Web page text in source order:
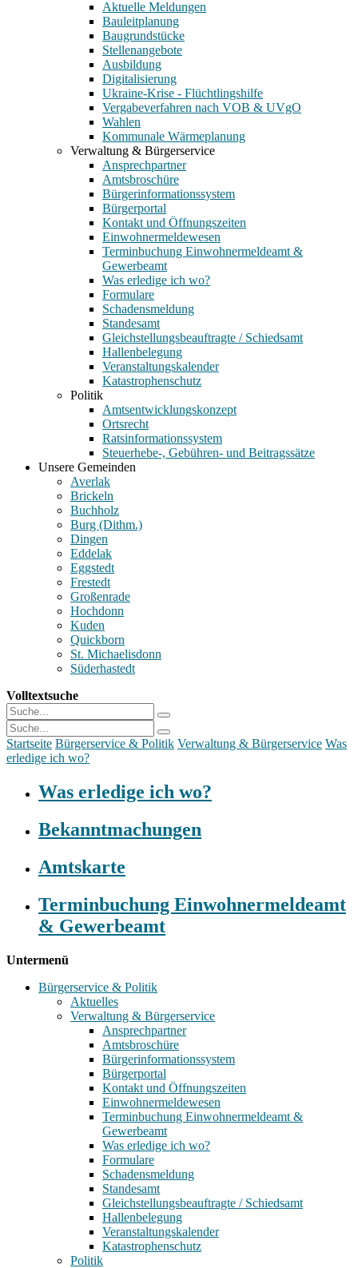
Aktuelle Meldungen
Bauleitplanung
Baugrundstücke
Stellenangebote
Ausbildung
Digitalisierung
Ukraine-Krise - Flüchtlingshilfe
Vergabeverfahren nach VOB & UVgO
Wahlen
Kommunale Wärmeplanung
Verwaltung & Bürgerservice
Ansprechpartner
Amtsbroschüre
Bürgerinformationssystem
Bürgerportal
Kontakt und Öffnungszeiten
Einwohnermeldewesen
Terminbuchung Einwohnermeldeamt &
Gewerbeamt
Was erledige ich wo?
Formulare
Schadensmeldung
Standesamt
Gleichstellungsbeauftragte / Schiedsamt
Hallenbelegung
Veranstaltungskalender
Katastrophenschutz
Politik
Amtsentwicklungskonzept
Ortsrecht
Ratsinformationssystem
Steuerhebe-, Gebühren- und Beitragssätze
Unsere Gemeinden
Averlak
Brickeln
Buchholz
Burg (Dithm.)
Dingen
Eddelak
Eggstedt
Frestedt
Großenrade
Hochdonn
Kuden
Quickborn
St. Michaelisdonn
Süderhastedt
Volltextsuche
Startseite Bürgerservice & Politik Verwaltung & Bürgerservice Was
erledige ich wo?
Was erledige ich wo?
Bekanntmachungen
Amtskarte
Terminbuchung Einwohnermeldeamt
& Gewerbeamt
Untermenü
Bürgerservice & Politik
Aktuelles
Verwaltung & Bürgerservice
Ansprechpartner
Amtsbroschüre
Bürgerinformationssystem
Bürgerportal
Kontakt und Öffnungszeiten
Einwohnermeldewesen
Terminbuchung Einwohnermeldeamt &
Gewerbeamt
Was erledige ich wo?
Formulare
Schadensmeldung
Standesamt
Gleichstellungsbeauftragte / Schiedsamt
Hallenbelegung
Veranstaltungskalender
Katastrophenschutz
Politik